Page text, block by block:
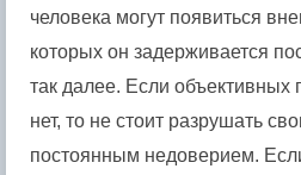
человека могут появиться
которых он задерживается
так далее. Если объективных
нет, то не стоит разрушать
постоянным недоверием.